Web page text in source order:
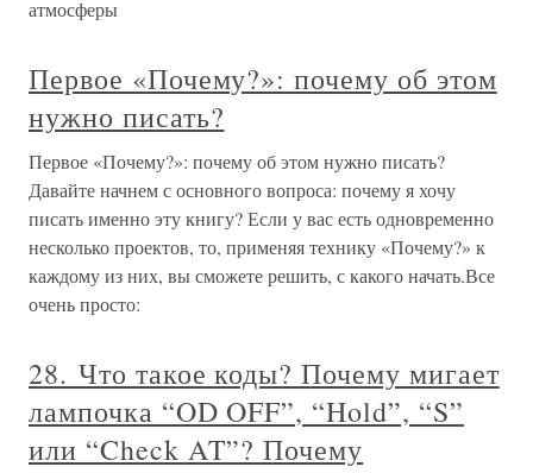
атмосферы
Первое «Почему?»: почему об этом
нужно писать?
Первое «Почему?»: почему об этом нужно писать?
Давайте начнем с основного вопроса: почему я хочу
писать именно эту книгу? Если у вас есть одновременно
несколько проектов, то, применяя технику «Почему?» к
каждому из них, вы сможете решить, с какого начать.Все
очень просто:
28. Что такое коды? Почему мигает
лампочка “OD OFF”, “Hold”, “S”
или “Check AT”? Почему